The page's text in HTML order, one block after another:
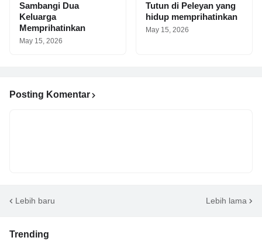
Sambangi Dua
Keluarga
Memprihatinkan
May 15, 2026
Tutun di Peleyan yang
hidup memprihatinkan
May 15, 2026
Posting Komentar
Lebih baru Lebih lama
Trending